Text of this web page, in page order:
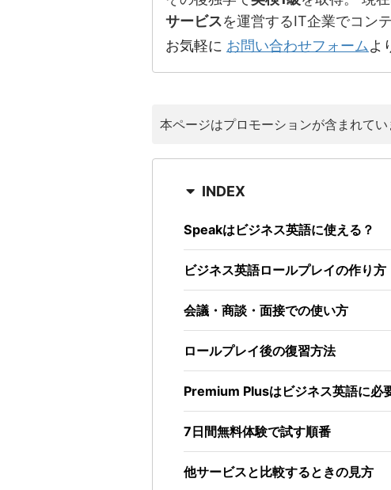
サービスを運営するIT企業でコン
お気軽に お問い合わせフォームよ
本ページはプロモーションが含まれてい
INDEX
Speakはビジネス英語に使える？
ビジネス英語ロールプレイの作り方
会議・商談・面接での使い方
ロールプレイ後の復習方法
Premium Plusはビジネス英語に必
7日間無料体験で試す順番
他サービスと比較するときの見方